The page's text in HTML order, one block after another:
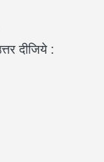
दीजिये :